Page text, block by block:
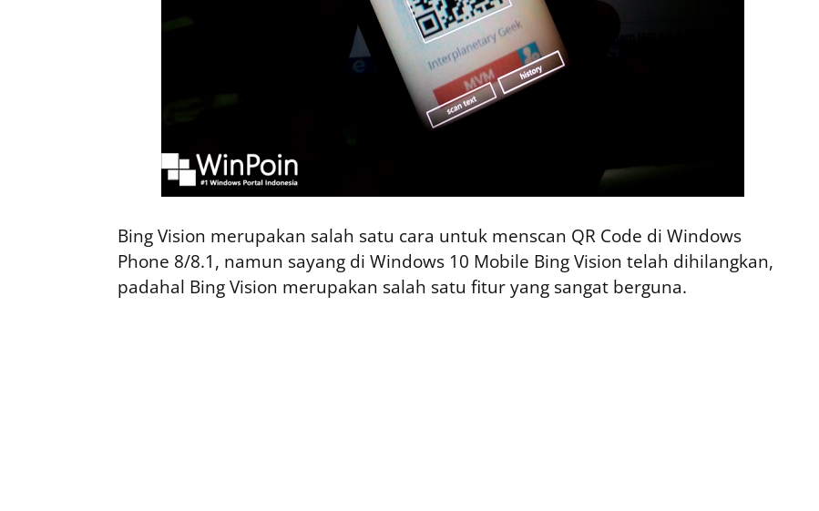
Bing Vision merupakan salah satu cara untuk menscan QR Code di Windows
Phone 8/8.1, namun sayang di Windows 10 Mobile Bing Vision telah dihilangkan,
padahal Bing Vision merupakan salah satu fitur yang sangat berguna.